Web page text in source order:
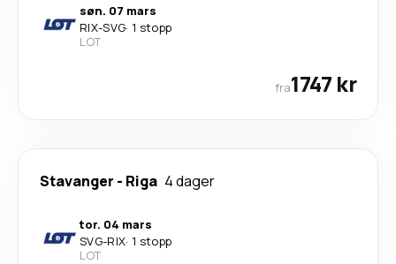
søn. 07 mars
RIX-SVG· 1 stopp
LOT
fra1747 kr
Stavanger - Riga 4 dager
tor. 04 mars
SVG-RIX· 1 stopp
LOT